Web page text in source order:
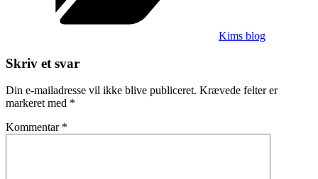
Kims blog
Skriv et svar
Din e-mailadresse vil ikke blive publiceret. Krævede felter er
markeret med *
Kommentar *